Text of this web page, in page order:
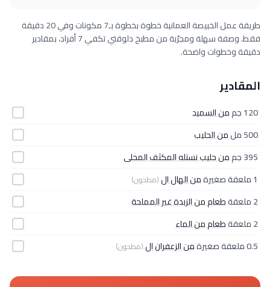
طريقة عمل الخبيصة العمانية خطوة بخطوة بـ7 مكونات وفي 20 دقيقة
فقط. وصفة سهلة ومجرّبة من مطبخ دلوقتي تكفي 7 أفراد، بمقادير
دقيقة وخطوات واضحة.
المقادير
120 جم
من السميد
500 مل
من الحليب
395 جم
من حليب نستله المكثف المحلى
1 ملعقة صغيرة
من الهال ال(مطحون)
2 ملعقة
طعام من الزبدة غير المملحة
2 ملعقة
طعام من الماء
0.5 ملعقة صغيرة
من الزعفران ال(مطحون)